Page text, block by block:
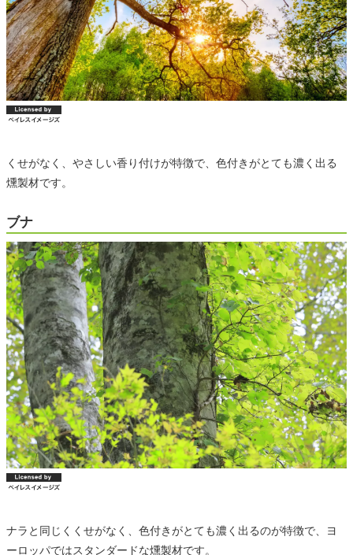
くせがなく、やさしい香り付けが特徴で、色付きがとても濃く出る
燻製材です。
ブナ
ナラと同じくくせがなく、色付きがとても濃く出るのが特徴で、ヨ
ーロッパではスタンダードな燻製材です。